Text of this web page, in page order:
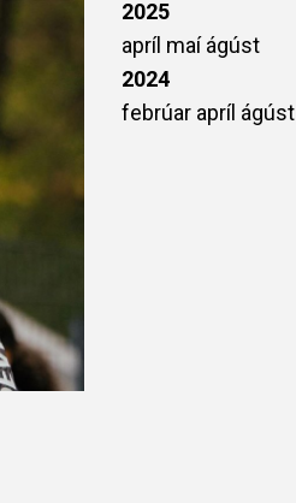
2025
apríl maíágúst
2024
febrúar apríl ágúst